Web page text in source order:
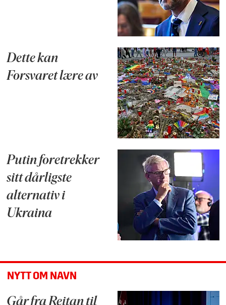
Dette kan
Forsvaret lære av
Putin foretrekker
sitt dårligste
alternativ i
Ukraina
NYTT OM NAVN